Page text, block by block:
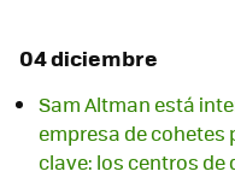
04 diciembre
Sam Altman está
empresa de cohetes
clave: los centros de